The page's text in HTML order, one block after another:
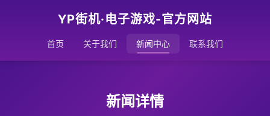
YP街机·电子游戏-官方网站
首页 关于我们 新闻中心 联系我们
新闻详情